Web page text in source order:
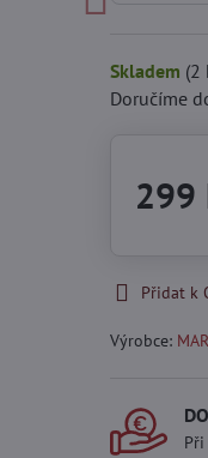
Skladem (2
Doručíme
299
Přidat k
Výrobce: